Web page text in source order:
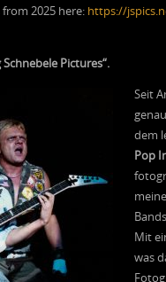
2025 here: https://
Pictures“.
Seit
dem
Pop
Mit
was